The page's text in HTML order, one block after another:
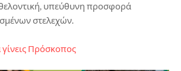
υπεύθυνη προσφορά
στελεχών.
γίνεις Πρόσκοπος